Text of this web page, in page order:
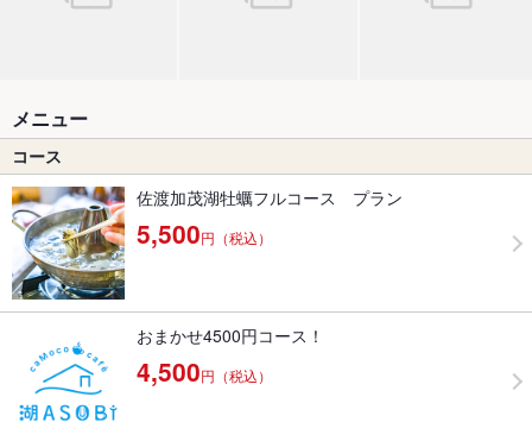
メニュー
コース
佐渡加茂湖牡蠣フルコース プラン
5,500円（税込）
おまかせ4500円コース！
4,500円（税込）